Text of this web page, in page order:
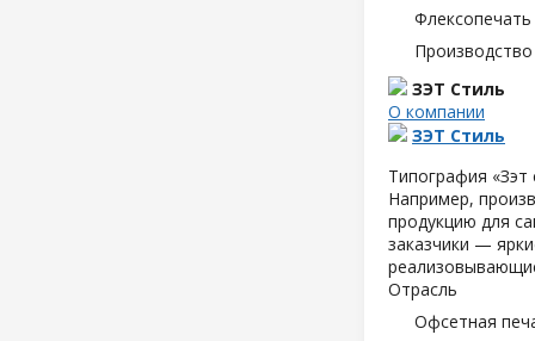
ЗЭТ Стиль
О компании
ЗЭТ Стиль
Типография «Зэт
Например,
продукцию для
заказчики —
Отрасль
Офсетная